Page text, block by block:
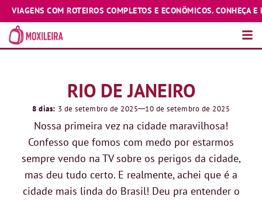
COM ROTEIROS COMPLETOS E ECONÔMICOS. CONHEÇA E
RIO DE JANEIRO
8 dias: 3 de setembro de 2025 10 de setembro de 2025
Nossa primeira vez na cidade maravilhosa!
Confesso que fomos com medo por estarmos
sempre vendo na TV sobre os perigos da cidade,
mas deu tudo certo. E realmente, achei que é a
cidade mais linda do Brasil! Deu pra entender o